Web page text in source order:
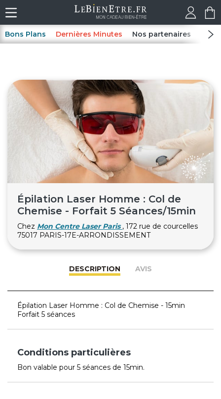
Bons Plans Dernières Minutes Nos partenaires Spas
Épilation Laser Homme : Col de
Chemise - Forfait 5 Séances/15min
Chez Mon Centre Laser Paris , 172 rue de courcelles
75017 PARIS-17E-ARRONDISSEMENT
DESCRIPTION AVIS
Épilation Laser Homme : Col de Chemise - 15min
Forfait 5 séances
Conditions particulières
Bon valable pour 5 séances de 15min.